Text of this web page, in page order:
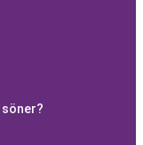
söner?